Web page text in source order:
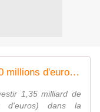
L'Australie va investir plus de 800 millions d'euros dans la cybersécurité
1,35 milliard de
d'euros) dans la